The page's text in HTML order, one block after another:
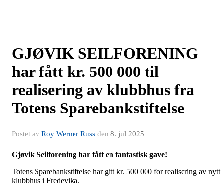
GJØVIK SEILFORENING
har fått kr. 500 000 til
realisering av klubbhus fra
Totens Sparebankstiftelse
Postet av Roy Werner Russ den 8. jul 2025
Gjøvik Seilforening har fått en fantastisk gave!
Totens Sparebankstiftelse har gitt kr. 500 000 for realisering av nytt
klubbhus i Fredevika.